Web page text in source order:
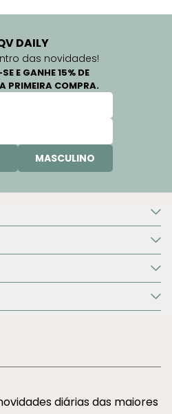
DAILY
das novidades!
E GANHE 15% DE
PRIMEIRA COMPRA.
MASCULINO
diárias das maiores